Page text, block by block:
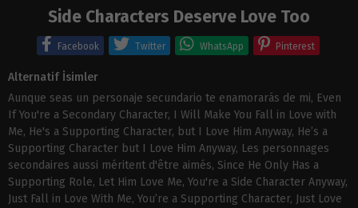
Side Characters Deserve Love Too
Facebook Twitter WhatsApp Pinterest
Alternatif İsimler
Aunque seas un personaje secundario te enamorarás de mi, Even
If You're a Secondary Character, I Will Make You Fall in Love with
Me, He's a Supporting Character, but I Love Him Anyway, He’s a
Supporting Character but I Love Him Anyway, Les personnages
secondaires aussi méritent d'être aimés, Since He Only Has a
Supporting Role, Let Him Love Me, You're a Side Character Anyway,
Just Fall in Love With Me, You’re a Supporting Character, Just Love